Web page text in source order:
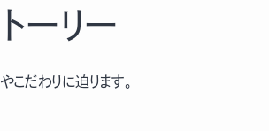
ーリー
こだわりに迫ります。